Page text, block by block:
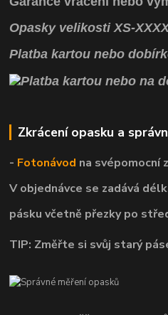
OpaskyvelikostiXS-
Platba kartou nebo
Zkrácení opasku a
- Fotonávod na svépomocní
V objednávce se zadává
pásku včetně přezky po
TIP: Změřte si svůj starý